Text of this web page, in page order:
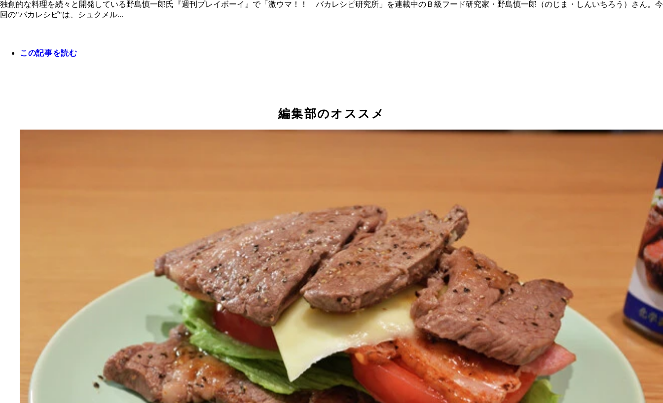
（１）舐める！ ホットドッグのソーセージを取り出し、ケチャップ、マスタードなどをきれいに舐め回してプレーンな状態に戻そう。もちろんパンとソーセージを自前で用
（２）のせる！ （１）をパンに戻したらチーズをたっぷりとのせ、トースターで軽く焼いてチーズを溶かそう。モスのホットドッグはパンが柔らかめ。軽く焼くことで程よ
（４）完成！「シュクメルリホットドッグ」
（５）激ウマ！ あとはシュクメルリを絡めながら食べよう。パンを軽く焼くことでクリームに浸っても形崩れしにくくなっている。ニンニク＆チーズマシマシ感ＭＡＸなホ
独創的な料理を続々と開発している野島慎一郎氏『週刊プレイボーイ』で「激ウマ！！ バカレシピ研究所」を連載中のＢ級フード研究家・野島慎一郎（のじま・しんいちろう）さん。今
回の"バカレシピ"は、シュクメル...
この記事を読む
編集部のオススメ